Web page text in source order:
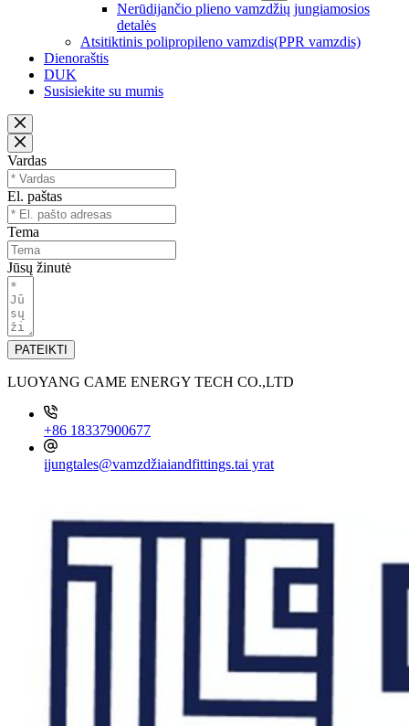
Nerūdijančio plieno vamzdžių jungiamosios
detalės
Atsitiktinis polipropileno vamzdis(PPR vamzdis)
Dienoraštis
DUK
Susisiekite su mumis
Vardas
El. paštas
Tema
Jūsų žinutė
PATEIKTI
LUOYANG CAME ENERGY TECH CO.,LTD
+86 18337900677
įjungtales@vamzdžiaiandfittings.tai yrat